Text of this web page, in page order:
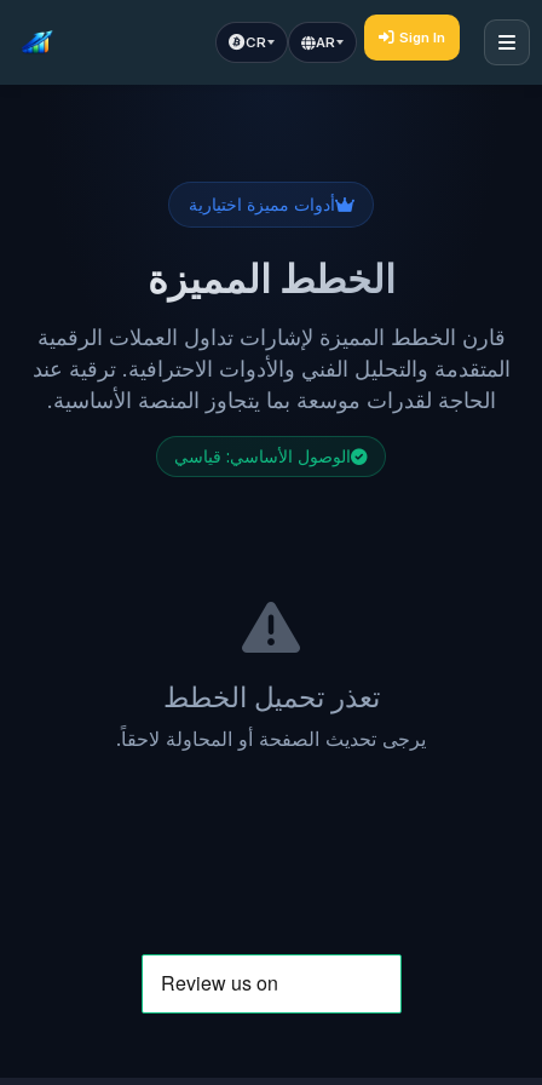
CR AR Sign In
أدوات مميزة اختيارية
الخطط المميزة
قارن الخطط المميزة لإشارات تداول العملات الرقمية
المتقدمة والتحليل الفني والأدوات الاحترافية. ترقية عند
الحاجة لقدرات موسعة بما يتجاوز المنصة الأساسية.
الوصول الأساسي: قياسي
تعذر تحميل الخطط
يرجى تحديث الصفحة أو المحاولة لاحقاً.